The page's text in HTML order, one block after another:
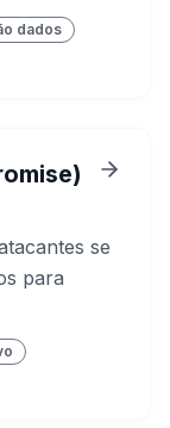
dados
se
para